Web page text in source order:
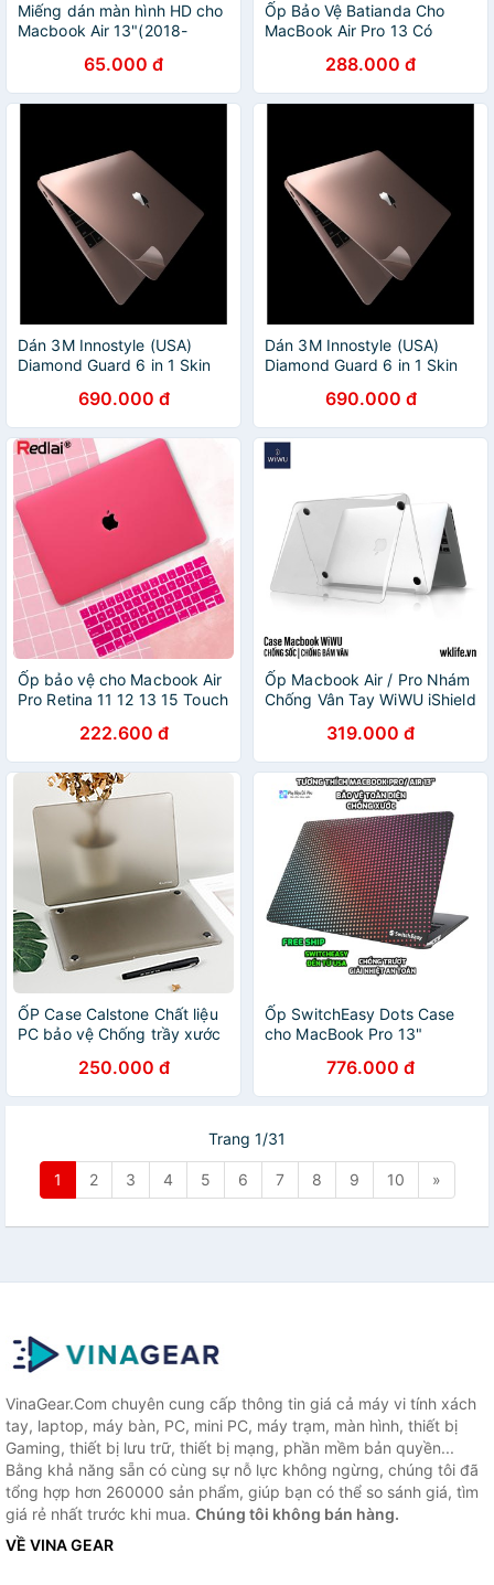
Miếng dán màn hình HD cho
Macbook Air 13"(2018-
65.000 đ
Ốp Bảo Vệ Batianda Cho
MacBook Air Pro 13 Có
A1466/A1932/A1707/A2179/
A2337 A2338 M1 Chip
13.3/15.4/16 2019 2020
288.000 đ
Dán 3M Innostyle (USA)
Diamond Guard 6 in 1 Skin
(2018-2020) , Macbook Air
M1
690.000 đ
Dán 3M Innostyle (USA)
Diamond Guard 6 in 1 Skin
(2018-2020) , Macbook Air
M1
690.000 đ
Ốp bảo vệ cho Macbook Air
Pro Retina 11 12 13 15 Touch
222.600 đ
Ốp Macbook Air / Pro Nhám
Chống Vân Tay WiWU iShield
319.000 đ
ỐP Case Calstone Chất liệu
PC bảo vệ Chống trầy xước
250.000 đ
Ốp SwitchEasy Dots Case
cho MacBook Pro 13"
13" (2020-2018/) - M1/ Intel
[CHÍNH HÃNG PHÂN PHỐI]
776.000 đ
Trang 1/31
1 2 3 4 5 6 7 8 9 10 »
VinaGear.Com chuyên cung cấp thông tin giá cả máy vi tính xách
tay, laptop, máy bàn, PC, mini PC, máy trạm, màn hình, thiết bị
Gaming, thiết bị lưu trữ, thiết bị mạng, phần mềm bản quyền...
Bằng khả năng sẵn có cùng sự nỗ lực không ngừng, chúng tôi đã
tổng hợp hơn 260000 sản phẩm, giúp bạn có thể so sánh giá, tìm
giá rẻ nhất trước khi mua. Chúng tôi không bán hàng.
VỀ VINA GEAR